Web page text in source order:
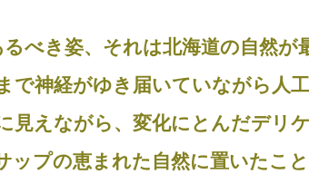
べき姿、それは北海道の自然が
で神経がゆき届いていながら人
見えながら、変化にとんだデリ
ップの恵まれた自然に置いたこ